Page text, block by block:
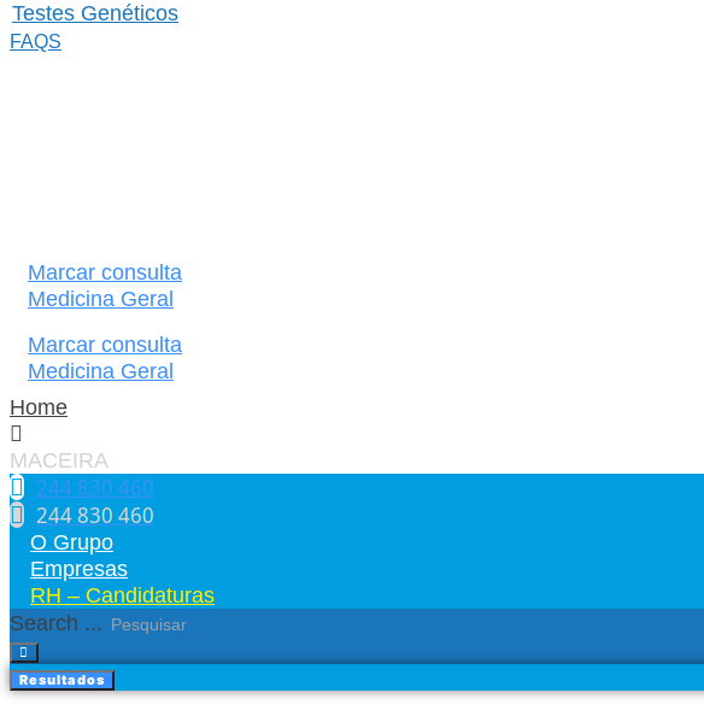
Testes Genéticos
FAQS
Marcar consulta
Medicina Geral
Marcar consulta
Medicina Geral
Home
MACEIRA
244 830 460​
244 830 460​
O Grupo
Empresas
RH – Candidaturas
Search ...
Resultados